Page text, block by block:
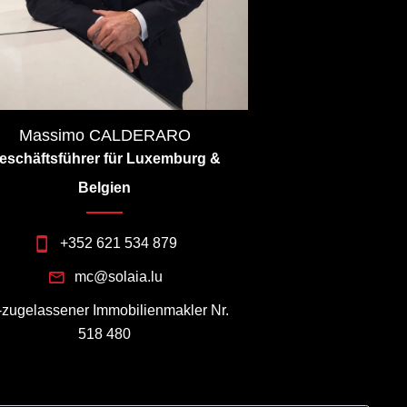
Massimo CALDERARO
für Luxemburg &
Belgien
+352 621 534 879
mc@solaia.lu
Immobilienmakler Nr.
518 480